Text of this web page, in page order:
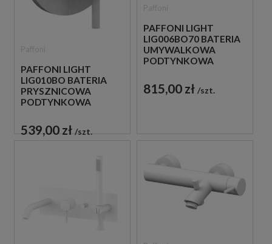
PAFFONI LIGHT
LIG010BO BATERIA
PRYSZNICOWA
PODTYNKOWA
BIAŁA
539,00 zł szt.
PAFFONI LIGHT
LIG006BO70 BATERIA
UMYWALKOWA
PODTYNKOWA
BIAŁA
815,00 zł szt.